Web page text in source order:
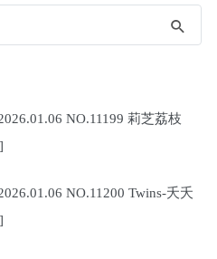
NO.11199 莉芝荔枝
NO.11200 Twins-夭夭